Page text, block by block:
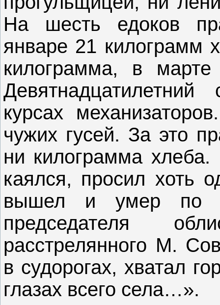
На шесть едоков
январе 21 килограмм
килограмма, в
курсах
чужих гусей. За это
ни килограмма
каялся, просил хоть
вышел и умер по
председателя
расстрелянного М.
в судорогах, хватал
глазах всего села…».